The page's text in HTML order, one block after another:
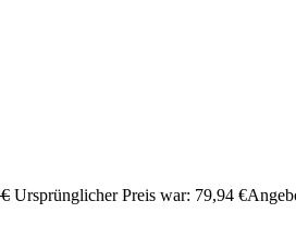
€ Ursprünglicher Preis war: 79,94 €